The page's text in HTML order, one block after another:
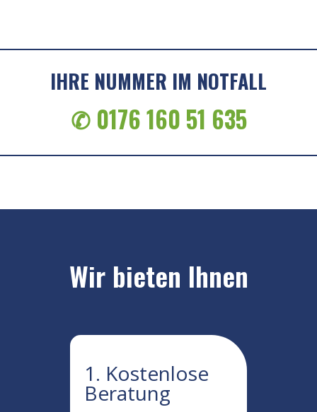
IHRE NUMMER IM NOTFALL
✆ 0176 160 51 635
Wir bieten Ihnen
1. Kostenlose
Beratung